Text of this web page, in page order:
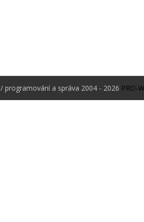
/ programování a správa 2004 - 2026 PRO-